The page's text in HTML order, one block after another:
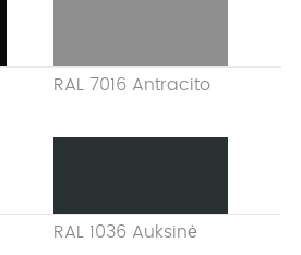
RAL 7016 Antracito
RAL 1036 Auksinė